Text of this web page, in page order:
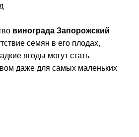
винограда Запорожский
семян в его плодах,
ягоды могут стать
даже для самых маленьких